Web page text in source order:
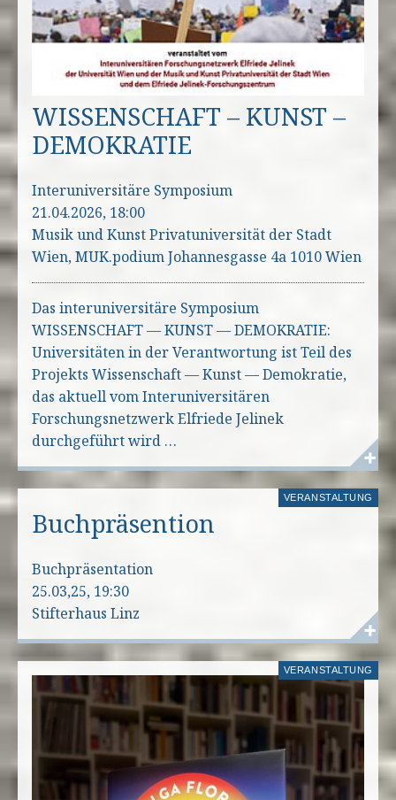
WISSENSCHAFT – KUNST –
DEMOKRATIE
Interuniversitäre Symposium
21.04.2026, 18:00
Musik und Kunst Privatuniversität der Stadt
Wien, MUK.podium Johannesgasse 4a 1010 Wien
Das interuniversitäre Symposium
WISSENSCHAFT — KUNST — DEMOKRATIE:
Universitäten in der Verantwortung ist Teil des
Projekts Wissenschaft — Kunst — Demokratie,
das aktuell vom Interuniversitären
Forschungsnetzwerk Elfriede Jelinek
durchgeführt wird …
VERANSTALTUNG
Buchpräsention
Buchpräsentation
25.03,25, 19:30
Stifterhaus Linz
VERANSTALTUNG